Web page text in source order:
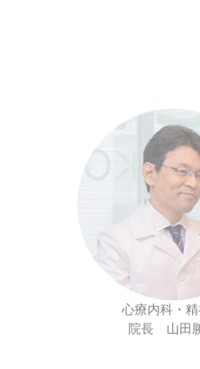
心療内科・
院長 山田